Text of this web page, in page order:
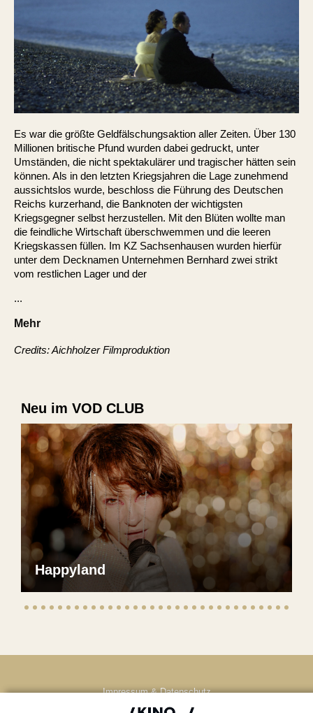
Es war die größte Geldfälschungsaktion aller Zeiten. Über 130
Millionen britische Pfund wurden dabei gedruckt, unter
Umständen, die nicht spektakulärer und tragischer hätten sein
können. Als in den letzten Kriegsjahren die Lage zunehmend
aussichtslos wurde, beschloss die Führung des Deutschen
Reichs kurzerhand, die Banknoten der wichtigsten
Kriegsgegner selbst herzustellen. Mit den Blüten wollte man
die feindliche Wirtschaft überschwemmen und die leeren
Kriegskassen füllen. Im KZ Sachsenhausen wurden hierfür
unter dem Decknamen Unternehmen Bernhard zwei strikt
vom restlichen Lager und der
...
Mehr
Credits: Aichholzer Filmproduktion
Neu im VOD CLUB
Happyland
Impressum & Datenschutz
AGB